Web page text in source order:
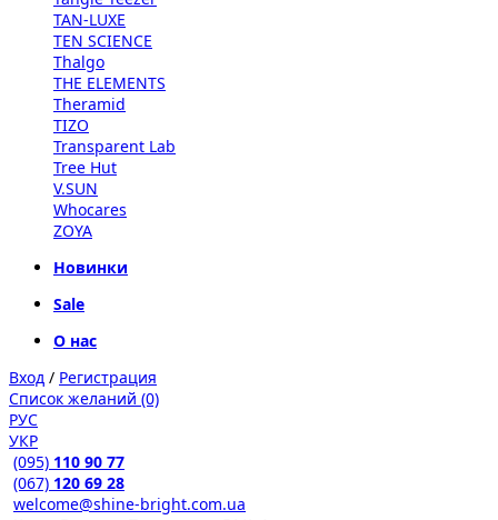
TAN-LUXE
TEN SCIENCE
Thalgo
THE ELEMENTS
Theramid
TIZO
Transparent Lab
Tree Hut
V.SUN
Whocares
ZOYA
Новинки
Sale
О нас
Вход / Регистрация
Список желаний (0)
РУС
УКР
(095) 110 90 77
(067) 120 69 28
welcome@shine-bright.com.ua